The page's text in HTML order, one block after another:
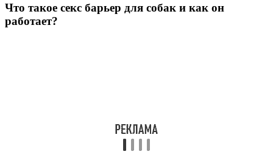
Что такое секс барьер для собак и как он
работает?